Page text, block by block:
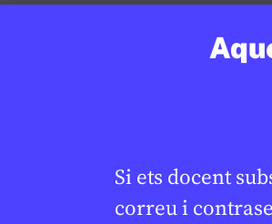
Si ets docent
correu i